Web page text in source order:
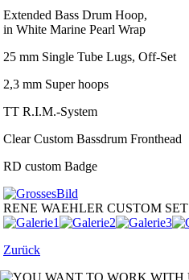
Extended Bass Drum Hoop,
in White Marine Pearl Wrap
25 mm Single Tube Lugs, Off-Set
2,3 mm Super hoops
TT R.I.M.-System
Clear Custom Bassdrum Fronthead
RD custom Badge
RENE WAEHLER CUSTOM SET
Zurück